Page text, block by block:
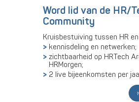
Word lid van de HR/
Community
Kruisbestuiving tussen HR en
kennisdeling en netwerken;
zichtbaarheid op HRTech
HRMorgen;
2 live bijeenkomsten per